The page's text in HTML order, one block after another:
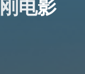
刚电影